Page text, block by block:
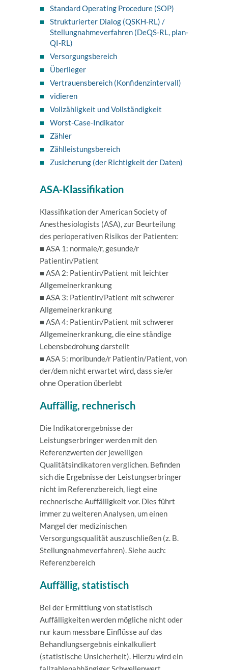
Standard Operating Procedure (SOP)
Strukturierter Dialog (QSKH-RL) /
Stellungnahmeverfahren (DeQS-RL, plan-
QI-RL)
Versorgungsbereich
Überlieger
Vertrauensbereich (Konfidenzintervall)
vidieren
Vollzähligkeit und Vollständigkeit
Worst-Case-Indikator
Zähler
Zählleistungsbereich
Zusicherung (der Richtigkeit der Daten)
ASA-Klassifikation
Klassifikation der American Society of
Anesthesiologists (ASA), zur Beurteilung
des perioperativen Risikos der Patienten:
■ ASA 1: normale/r, gesunde/r
Patientin/Patient
■ ASA 2: Patientin/Patient mit leichter
Allgemeinerkrankung
■ ASA 3: Patientin/Patient mit schwerer
Allgemeinerkrankung
■ ASA 4: Patientin/Patient mit schwerer
Allgemeinerkrankung, die eine ständige
Lebensbedrohung darstellt
■ ASA 5: moribunde/r Patientin/Patient, von
der/dem nicht erwartet wird, dass sie/er
ohne Operation überlebt
Auffällig, rechnerisch
Die Indikatorergebnisse der
Leistungserbringer werden mit den
Referenzwerten der jeweiligen
Qualitätsindikatoren verglichen. Befinden
sich die Ergebnisse der Leistungserbringer
nicht im Referenzbereich, liegt eine
rechnerische Auffälligkeit vor. Dies führt
immer zu weiteren Analysen, um einen
Mangel der medizinischen
Versorgungsqualität auszuschließen (z. B.
Stellungnahmeverfahren). Siehe auch:
Referenzbereich
Auffällig, statistisch
Bei der Ermittlung von statistisch
Auffälligkeiten werden mögliche nicht oder
nur kaum messbare Einflüsse auf das
Behandlungsergebnis einkalkuliert
(statistische Unsicherheit). Hierzu wird ein